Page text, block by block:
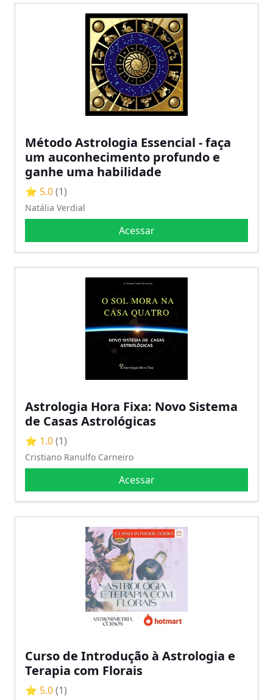
Método Astrologia Essencial - faça
um auconhecimento profundo e
ganhe uma habilidade
⭐ 5.0(1)
Natália Verdial
Acessar
Astrologia Hora Fixa: Novo Sistema
de Casas Astrológicas
⭐ 1.0(1)
Cristiano Ranulfo Carneiro
Acessar
Curso de Introdução à Astrologia e
Terapia com Florais
⭐ 5.0(1)